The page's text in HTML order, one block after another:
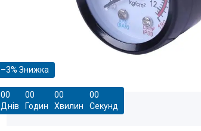
–3%
00
Днів
00
Годин
00
Хвилин
00
Секунд